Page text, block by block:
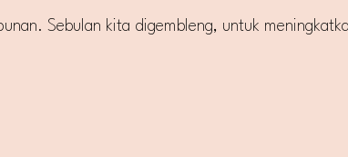
Sebulan kita digembleng, untuk